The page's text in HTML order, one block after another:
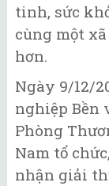
tinh, sức
cùng một
hơn.
Ngày 9/12/
nghiệp Bền
Phòng
Nam tổ
nhận giải